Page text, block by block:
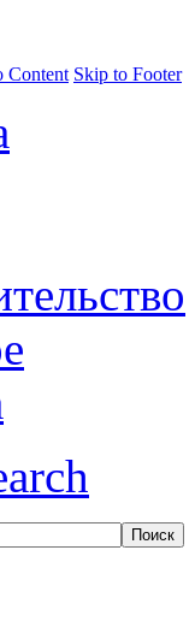
Content Skip to Footer